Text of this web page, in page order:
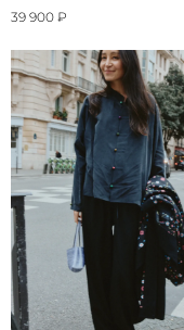
39 900 ₽